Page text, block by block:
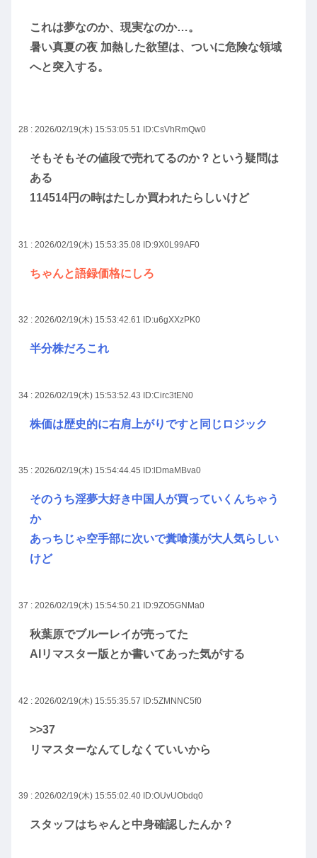
これは夢なのか、現実なのか…。
暑い真夏の夜 加熱した欲望は、ついに危険な領域
へと突入する。
28 : 2026/02/19(木) 15:53:05.51 ID:CsVhRmQw0
そもそもその値段で売れてるのか？という疑問は
ある
114514円の時はたしか買われたらしいけど
31 : 2026/02/19(木) 15:53:35.08 ID:9X0L99AF0
ちゃんと語録価格にしろ
32 : 2026/02/19(木) 15:53:42.61 ID:u6gXXzPK0
半分株だろこれ
34 : 2026/02/19(木) 15:53:52.43 ID:Circ3tEN0
株価は歴史的に右肩上がりですと同じロジック
35 : 2026/02/19(木) 15:54:44.45 ID:lDmaMBva0
そのうち淫夢大好き中国人が買っていくんちゃう
か
あっちじゃ空手部に次いで糞喰漢が大人気らしい
けど
37 : 2026/02/19(木) 15:54:50.21 ID:9ZO5GNMa0
秋葉原でブルーレイが売ってた
AIリマスター版とか書いてあった気がする
42 : 2026/02/19(木) 15:55:35.57 ID:5ZMNNC5f0
>>37
リマスターなんてしなくていいから
39 : 2026/02/19(木) 15:55:02.40 ID:OUvUObdq0
スタッフはちゃんと中身確認したんか？